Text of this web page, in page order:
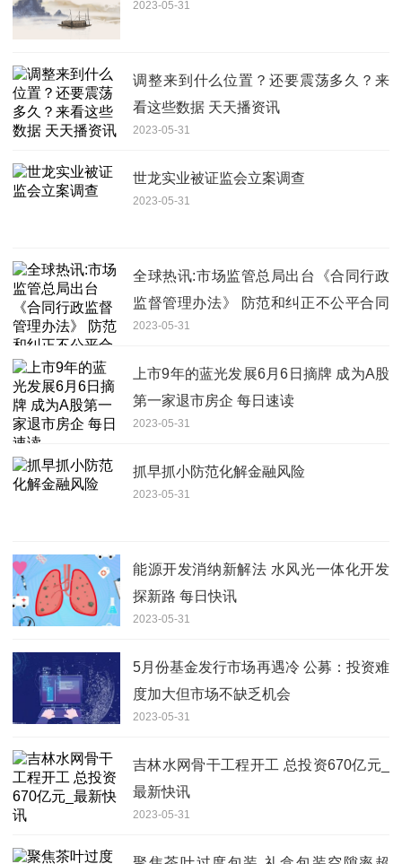
2023-05-31
调整来到什么位置？还要震荡多久？来
看这些数据 天天播资讯
2023-05-31
世龙实业被证监会立案调查
2023-05-31
全球热讯:市场监管总局出台《合同行政
监督管理办法》 防范和纠正不公平合同
格式条款
2023-05-31
上市9年的蓝光发展6月6日摘牌 成为A股
第一家退市房企 每日速读
2023-05-31
抓早抓小防范化解金融风险
2023-05-31
能源开发消纳新解法 水风光一体化开发
探新路 每日快讯
2023-05-31
5月份基金发行市场再遇冷 公募：投资难
度加大但市场不缺乏机会
2023-05-31
吉林水网骨干工程开工 总投资670亿元_
最新快讯
2023-05-31